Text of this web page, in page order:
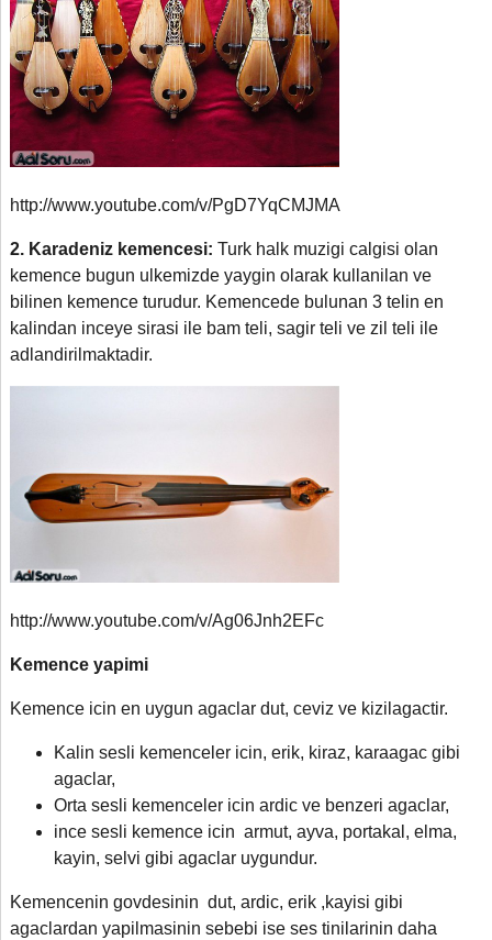
http://www.youtube.com/v/PgD7YqCMJMA
2. Karadeniz kemencesi: Turk halk muzigi calgisi olan
kemence bugun ulkemizde yaygin olarak kullanilan ve
bilinen kemence turudur. Kemencede bulunan 3 telin en
kalindan inceye sirasi ile bam teli, sagir teli ve zil teli ile
adlandirilmaktadir.
http://www.youtube.com/v/Ag06Jnh2EFc
Kemence yapimi
Kemence icin en uygun agaclar dut, ceviz ve kizilagactir.
Kalin sesli kemenceler icin, erik, kiraz, karaagac gibi
agaclar,
Orta sesli kemenceler icin ardic ve benzeri agaclar,
ince sesli kemence icin armut, ayva, portakal, elma,
kayin, selvi gibi agaclar uygundur.
Kemencenin govdesinin dut, ardic, erik ,kayisi gibi
agaclardan yapilmasinin sebebi ise ses tinilarinin daha